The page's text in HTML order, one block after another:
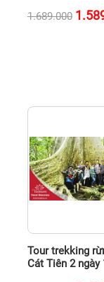
1.689.000
Tour trekking
Cát Tiên 2 ngày